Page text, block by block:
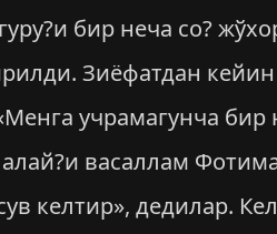
бир неча со?
Зиёфатдан кейин
учрамагунча бир
васаллам
келтир», дедилар.